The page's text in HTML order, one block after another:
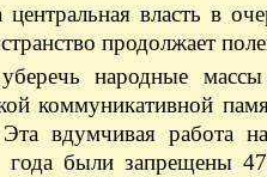
власть в
продолжает
народные массы
коммуникативной
вдумчивая работа
были запрещены